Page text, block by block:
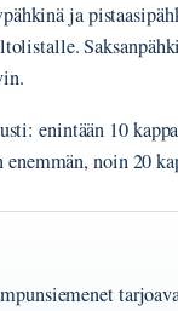
ja
enintään 10
noin 20